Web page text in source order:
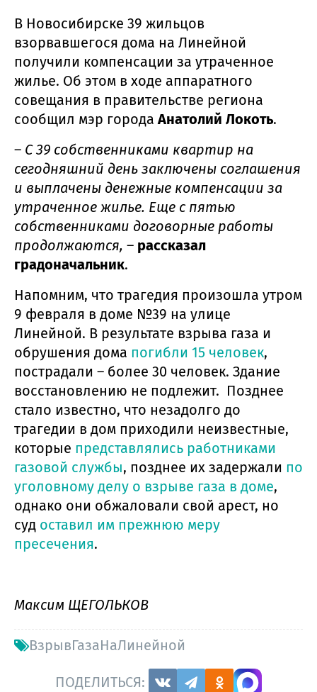
В Новосибирске 39 жильцов
взорвавшегося дома на Линейной
получили компенсации за утраченное
жилье. Об этом в ходе аппаратного
совещания в правительстве региона
сообщил мэр городаАнатолий Локоть.
– С 39 собственниками квартир на
сегодняшний день заключены соглашения
и выплачены денежные компенсации за
утраченное жилье. Еще с пятью
собственниками договорные работы
продолжаются, – рассказал
градоначальник.
Напомним, что трагедия произошла утром
9 февраля в доме №39 на улице
Линейной. В результате взрыва газа и
обрушения дома погибли 15 человек,
пострадали – более 30 человек. Здание
восстановлению не подлежит. Позднее
стало известно, что незадолго до
трагедии в дом приходили неизвестные,
которые представлялись работниками
газовой службы, позднее их задержали по
уголовному делу о взрыве газа в доме,
однако они обжаловали свой арест, но
суд оставил им прежнюю меру
пресечения.
Максим ЩЕГОЛЬКОВ
ВзрывГазаНаЛинейной
ПОДЕЛИТЬСЯ: